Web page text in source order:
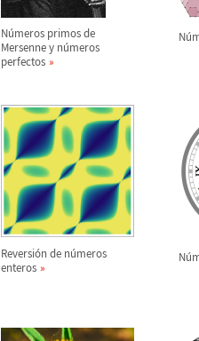
Números primos de
Mersenne y números
perfectos
Nú
Reversión de números
enteros
Nú